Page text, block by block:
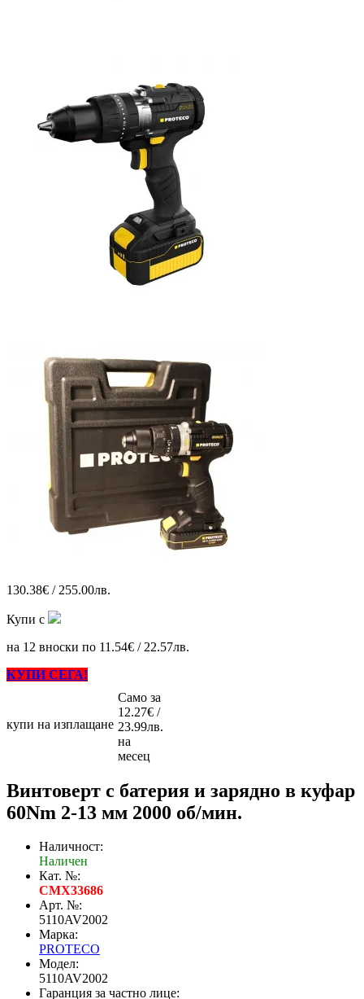
130.38€ / 255.00лв.
Купи с
на 12 вноски по 11.54€ / 22.57лв.
КУПИ СЕГА!
купи на изплащане
Само за
12.27€ /
23.99лв.
на
месец
Винтоверт с батерия и зарядно в куфар
60Nm 2-13 мм 2000 об/мин.
Наличност:
Наличен
Кат. №:
CMX33686
Арт. №:
5110AV2002
Марка:
PROTECO
Модел:
5110AV2002
Гаранция за частно лице: